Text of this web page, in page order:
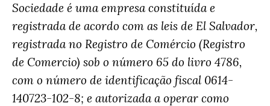
Sociedade é uma empresa constituída e
registrada de acordo com as leis de El Salvador,
registrada no Registro de Comércio (Registro
de Comercio) sob o número 65 do livro 4786,
com o número de identificação fiscal 0614-
140723-102-8; e autorizada a operar como